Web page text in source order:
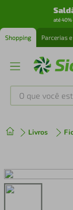
até
Shopping Parcerias
O que você está
Livros
2º